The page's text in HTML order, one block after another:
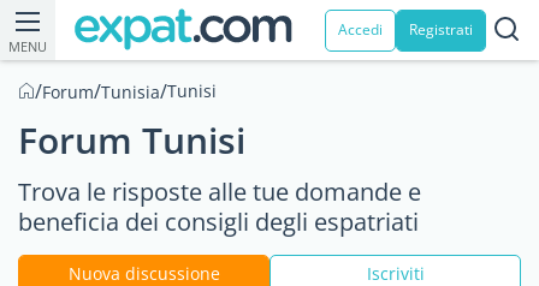
MENU
Accedi Registrati
/Forum/Tunisia/Tunisi
Forum Tunisi
Trova le risposte alle tue domande e
beneficia dei consigli degli espatriati
Nuova discussione Iscriviti